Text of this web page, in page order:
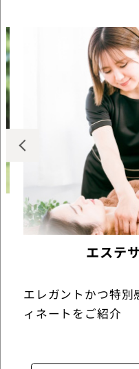
エステ
エレガントかつ特
ィネートをご紹介